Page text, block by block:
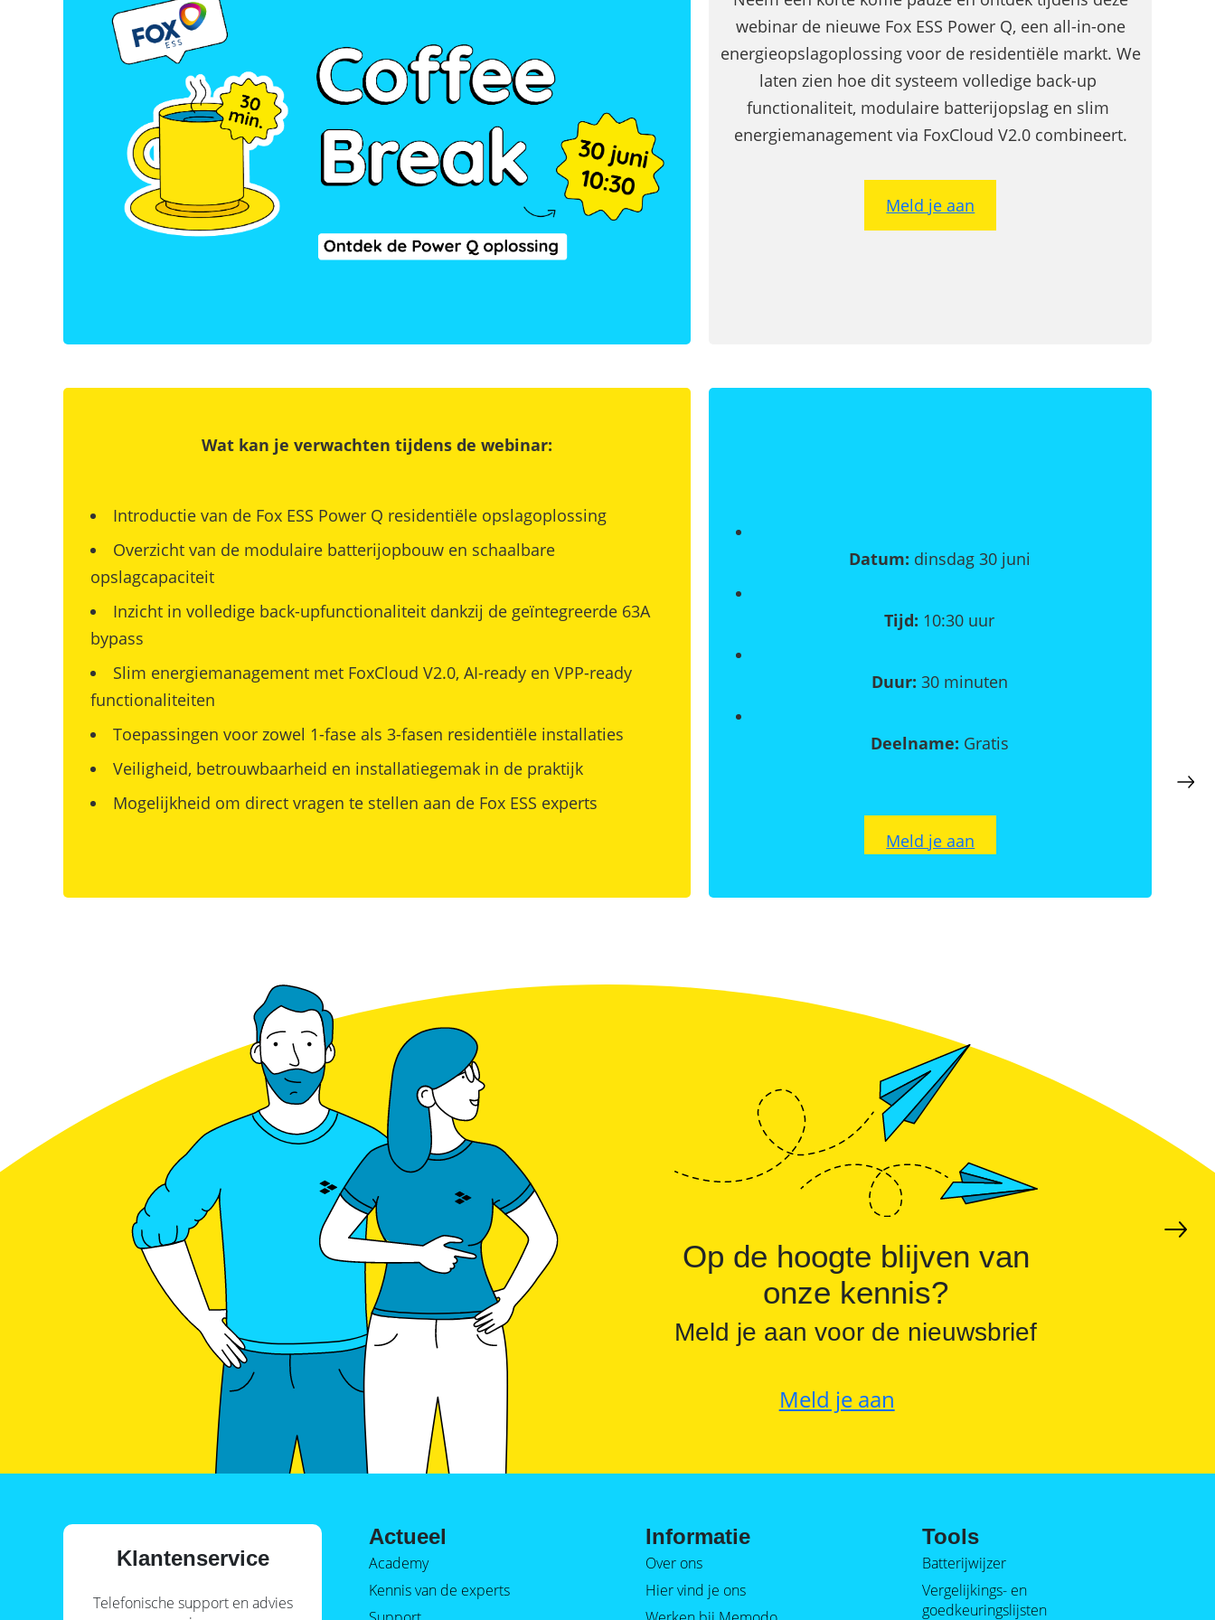
Commerciële batterijopslag: zelfconsumptie verhogen en pieken verlagen
webinar de nieuwe Fox ESS Power Q, een all-in-one
energieopslagoplossing voor de residentiële markt. We
laten zien hoe dit systeem volledige back-up
functionaliteit, modulaire batterijopslag en slim
energiemanagement via FoxCloud V2.0 combineert.
Meld je aan
Wat kan je verwachten tijdens de webinar:
Introductie van de Fox ESS Power Q residentiële opslagoplossing
Overzicht van de modulaire batterijopbouw en schaalbare
opslagcapaciteit
Inzicht in volledige back-upfunctionaliteit dankzij de geïntegreerde 63A
bypass
Slim energiemanagement met FoxCloud V2.0, AI-ready en VPP-ready
functionaliteiten
Toepassingen voor zowel 1-fase als 3-fasen residentiële installaties
Veiligheid, betrouwbaarheid en installatiegemak in de praktijk
Mogelijkheid om direct vragen te stellen aan de Fox ESS experts
Datum: dinsdag 30 juni
Tijd: 10:30 uur
Duur: 30 minuten
Deelname: Gratis
Meld je aan
Op de hoogte blijven van
onze kennis?
Meld je aan voor de nieuwsbrief
Meld je aan
Klantenservice
Telefonische support en advies
Actueel
Academy
Kennis van de experts
Informatie
Over ons
Hier vind je ons
Tools
Batterijwijzer
Vergelijkings- en
goedkeuringslijsten